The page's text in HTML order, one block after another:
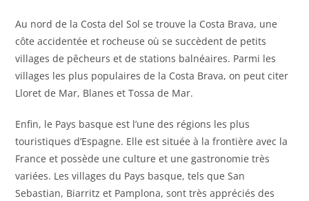
Au nord de la Costa del Sol se trouve la Costa Brava, une
côte accidentée et rocheuse où se succèdent de petits
villages de pêcheurs et de stations balnéaires. Parmi les
villages les plus populaires de la Costa Brava, on peut citer
Lloret de Mar, Blanes et Tossa de Mar.
Enfin, le Pays basque est l’une des régions les plus
touristiques d’Espagne. Elle est située à la frontière avec la
France et possède une culture et une gastronomie très
variées. Les villages du Pays basque, tels que San
Sebastian, Biarritz et Pamplona, sont très appréciés des